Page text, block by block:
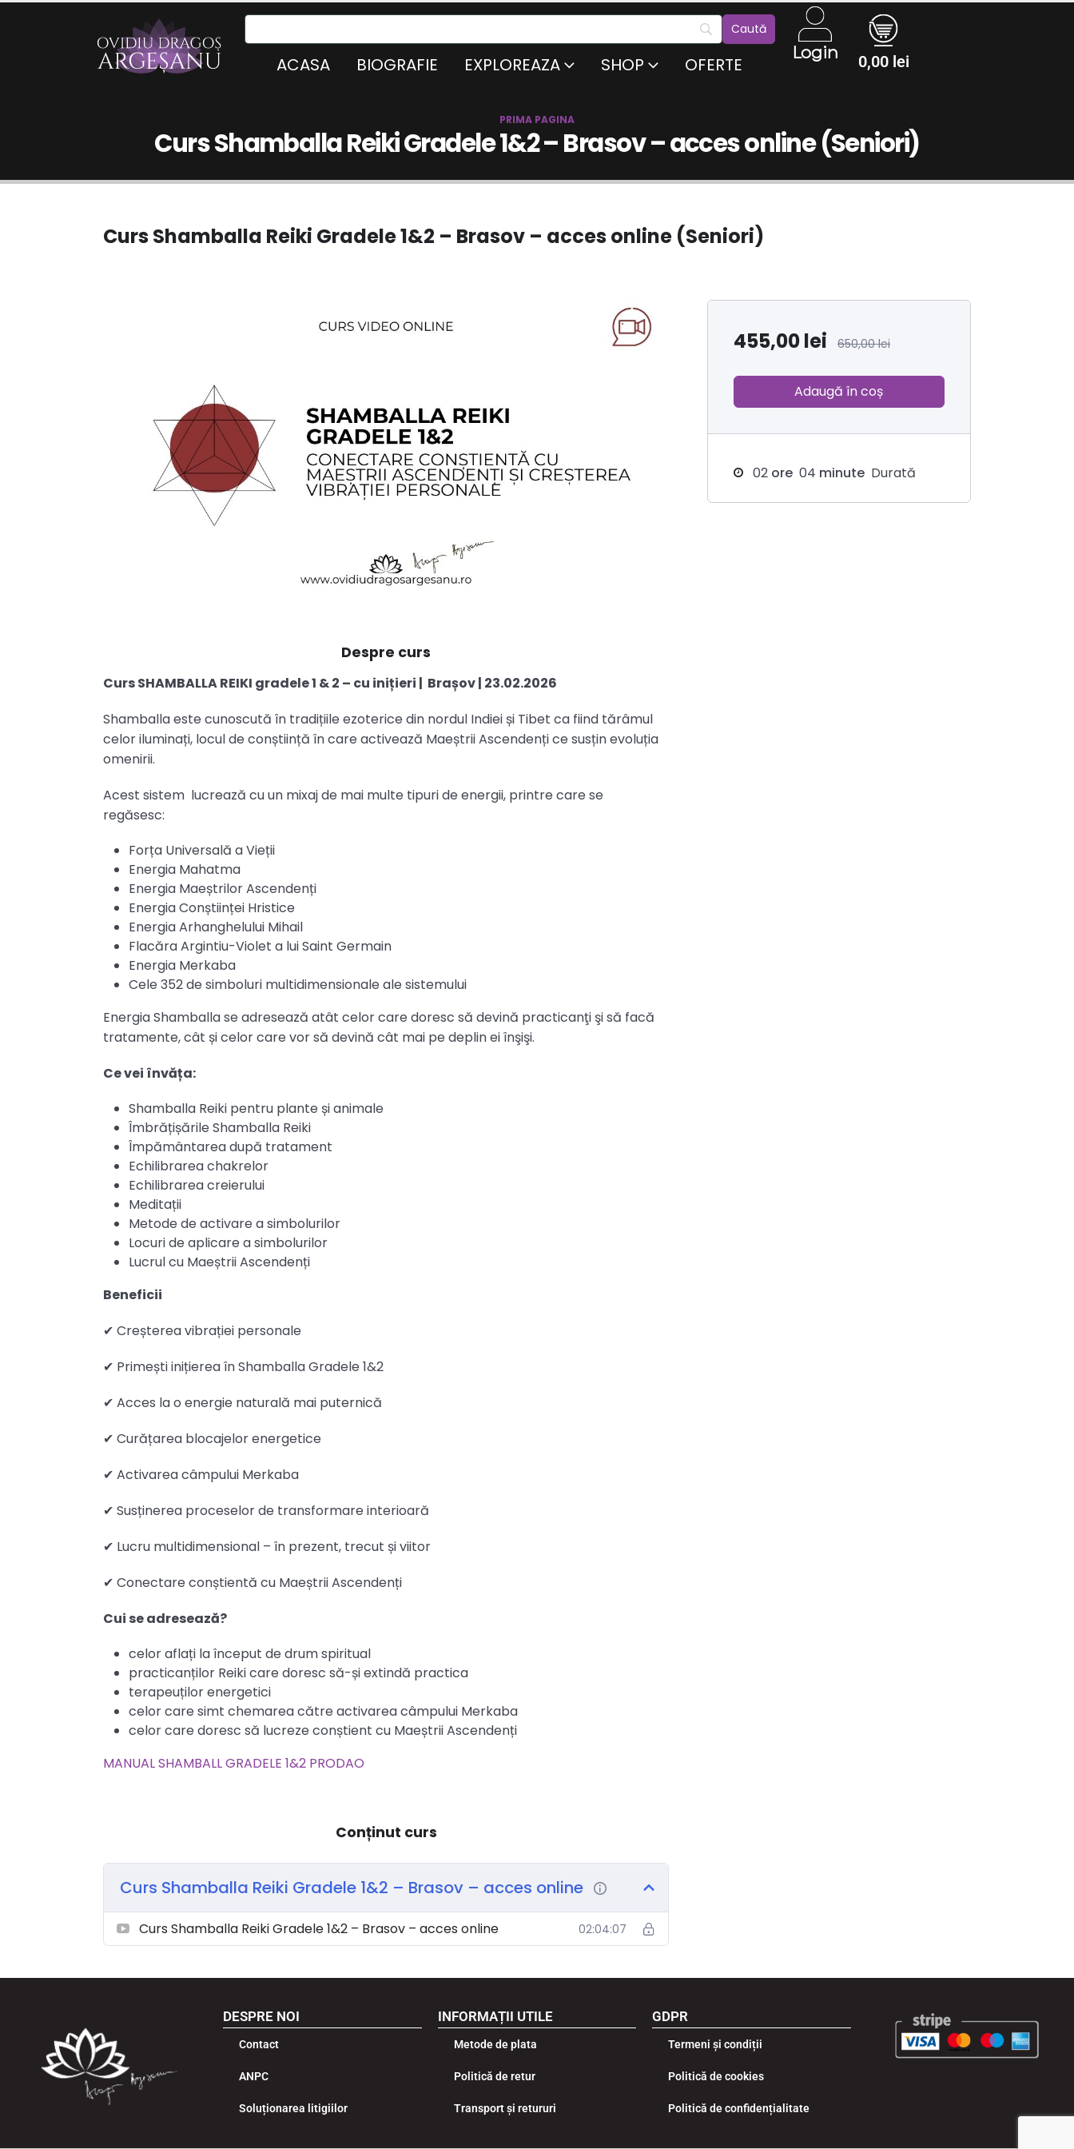
ACASA BIOGRAFIE EXPLOREAZA SHOP OFERTE
Login 0,00 lei
PRIMA PAGINA
Curs Shamballa Reiki Gradele 1&2 – Brasov – acces online (Seniori)
Curs Shamballa Reiki Gradele 1&2 – Brasov – acces online (Seniori)
Despre curs
Curs SHAMBALLA REIKI gradele 1 & 2 – cu inițieri | Brașov | 23.02.2026
Shamballa este cunoscută în tradițiile ezoterice din nordul Indiei și Tibet ca fiind tărâmul
celor iluminați, locul de conștiință în care activează Maeștrii Ascendenți ce susțin evoluția
omenirii.
Acest sistem lucrează cu un mixaj de mai multe tipuri de energii, printre care se
regăsesc:
Forța Universală a Vieții
Energia Mahatma
Energia Maeștrilor Ascendenți
Energia Conștiinței Hristice
Energia Arhanghelului Mihail
Flacăra Argintiu-Violet a lui Saint Germain
Energia Merkaba
Cele 352 de simboluri multidimensionale ale sistemului
Energia Shamballa se adresează atât celor care doresc să devină practicanţi şi să facă
tratamente, cât și celor care vor să devină cât mai pe deplin ei înşişi.
Ce vei învăța:
Shamballa Reiki pentru plante și animale
Îmbrățișările Shamballa Reiki
Împământarea după tratament
Echilibrarea chakrelor
Echilibrarea creierului
Meditații
Metode de activare a simbolurilor
Locuri de aplicare a simbolurilor
Lucrul cu Maeștrii Ascendenți
Beneficii
✔ Creșterea vibrației personale
✔ Primești inițierea în Shamballa Gradele 1&2
✔ Acces la o energie naturală mai puternică
✔ Curățarea blocajelor energetice
✔ Activarea câmpului Merkaba
✔ Susținerea proceselor de transformare interioară
✔ Lucru multidimensional – în prezent, trecut și viitor
✔ Conectare conștientă cu Maeștrii Ascendenți
Cui se adresează?
celor aflați la început de drum spiritual
practicanților Reiki care doresc să-și extindă practica
terapeuților energetici
celor care simt chemarea către activarea câmpului Merkaba
celor care doresc să lucreze conștient cu Maeștrii Ascendenți
MANUAL SHAMBALL GRADELE 1&2 PRODAO
Conținut curs
Curs Shamballa Reiki Gradele 1&2 – Brasov – acces online
Curs Shamballa Reiki Gradele 1&2 – Brasov – acces online 02:04:07
455,00lei 650,00lei
Adaugă în coș
02 ore 04 minute Durată
DESPRE NOI
Contact
ANPC
Soluționarea litigiilor
INFORMAȚII UTILE
Metode de plata
Politică de retur
Transport și retururi
GDPR
Termeni și condiții
Politică de cookies
Politică de confidențialitate